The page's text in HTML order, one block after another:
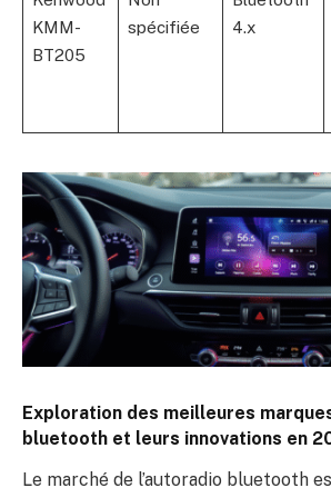
KMM-
BT205
spécifiée
4.x
Exploration des meilleures
bluetooth et leurs innovations en
Le marché de l’autoradio bluetooth